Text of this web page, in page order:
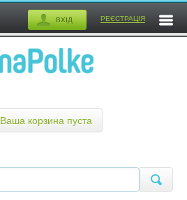
ВХІД РЕЄСТРАЦІЯ
Ваша корзина пуста